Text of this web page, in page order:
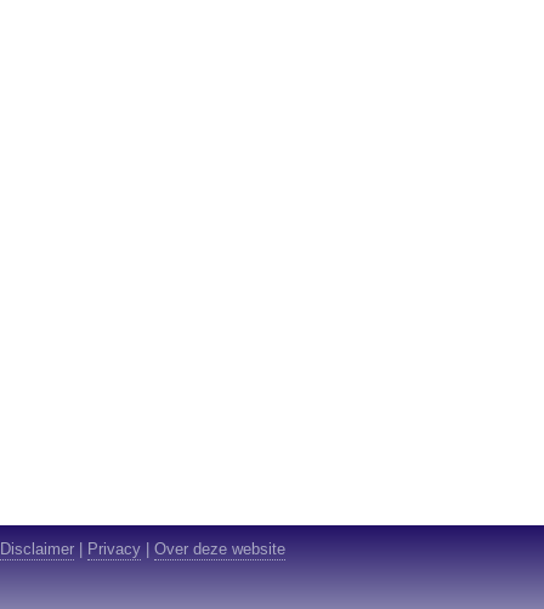
Disclaimer Privacy Over deze website